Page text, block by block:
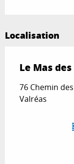
Localisation
Le Mas
76 Chemin
Valréas